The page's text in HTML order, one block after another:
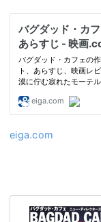
eiga.com